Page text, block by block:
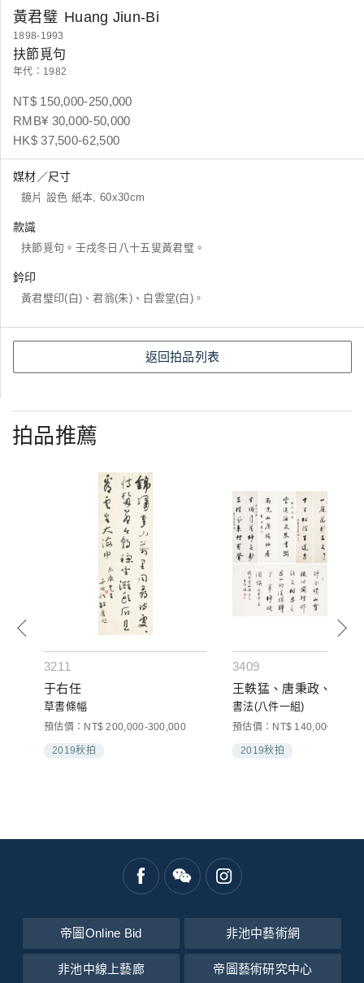
黃君璧 Huang Jiun-Bi
1898-1993
扶節覓句
年代：1982
NT$ 150,000-250,000
RMB¥ 30,000-50,000
HK$ 37,500-62,500
媒材／尺寸
鏡片 設色 紙本, 60x30cm
款識
扶節覓句。壬戌冬日八十五叟黃君璧。
鈐印
黃君璧印(白)、君翁(朱)、白雲堂(白)。
返回拍品列表
拍品推薦
3211
于右任
草書條幅
預估價：NT$ 200,000-300,000
2019秋拍
3409
王軼猛、唐秉政、黃國
書法(八件一組)
預估價：NT$ 140,000-
2019秋拍
帝圖Online Bid 非池中藝術網
非池中線上藝廊 帝圖藝術研究中心